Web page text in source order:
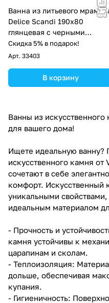
Ванна из литьевого
Delice Scandi 190х80
глянцевая с черными
ручками DLR330032RB-G
Скидка 5% в подарок!
Арт. 33403
В корзину
Ванны из
для вашего дома!
Ищете идеальную ванну?
искусственного камня от
сочетают в себе
комфорт. Искусственный
уникальными
идеальным материалом
- Прочность и
камня устойчивы к
царапинам и сколам.
- Теплоизоляция:
дольше, обеспечивая
купания.
- Гигиеничность: